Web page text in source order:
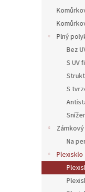
Plný
Bez
S UV
S
Na
Plexisklo